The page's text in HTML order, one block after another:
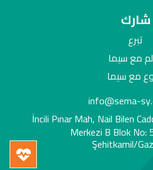
info@sema-
İncili Pınar Mah, Nail Bilen
Merkezi B Blok No:
Şehitkamil/
شارك
تبرع
مع سيما
مع سيما